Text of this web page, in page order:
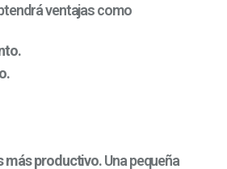
ventajas como
más productivo.Una pequeña